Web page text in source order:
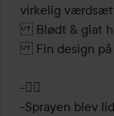
virkelig
Blødt & glat
Fin design på
-👇🏼
-Sprayen blev